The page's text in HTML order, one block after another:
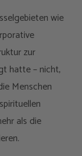
wie
zur
hatte – nicht,
Menschen
als die